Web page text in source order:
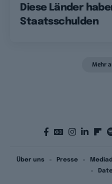
Diese Länder
Staatsschulden
Mehr
Über uns Presse